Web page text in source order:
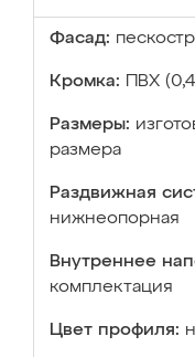
Фасад:
Кромка: ПВХ
Размеры:
размера
Раздвижная
нижнеопорная
Внутреннее
комплектация
Цвет профиля: